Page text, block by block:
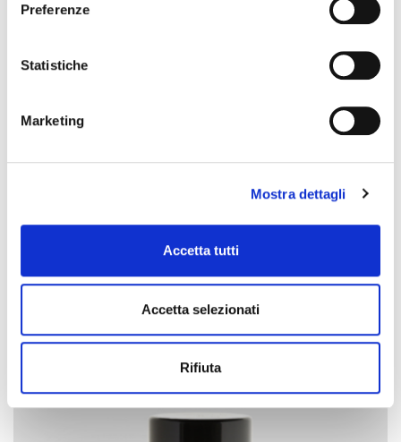
Preferenze
Statistiche
Marketing
Mostra dettagli
Accetta tutti
Accetta selezionati
Rifiuta
CARCOSEAL BLACK
Elastic sealant for engines - black